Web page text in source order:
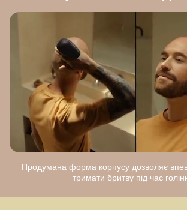
Продумана форма корпусу дозволяє
тримати бритву під час